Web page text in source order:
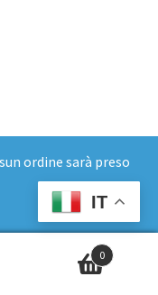
ordine sarà preso
0
IT